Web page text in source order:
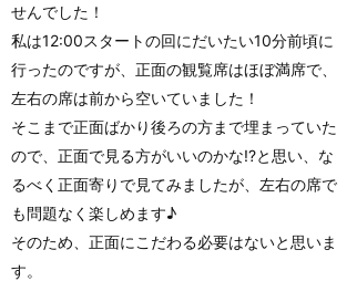
せんでした！
私は12:00スタートの回にだいたい10分前頃に
行ったのですが、正面の観覧席はほぼ満席で、
左右の席は前から空いていました！
そこまで正面ばかり後ろの方まで埋まっていた
ので、正面で見る方がいいのかな!?と思い、な
るべく正面寄りで見てみましたが、左右の席で
も問題なく楽しめます♪
そのため、正面にこだわる必要はないと思いま
す。